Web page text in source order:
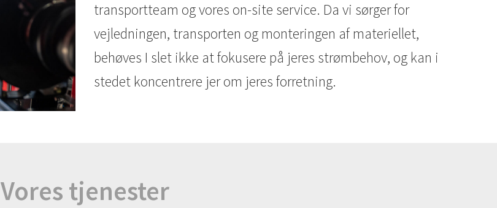
transportteam og vores on-site service. Da vi sørger for
vejledningen, transporten og monteringen af materiellet,
behøves I slet ikke at fokusere på jeres strømbehov, og kan i
stedet koncentrere jer om jeres forretning.
Vores tjenester